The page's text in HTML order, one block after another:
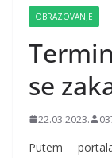
OBRAZOVANJE
se
22.03.2023.
Putem